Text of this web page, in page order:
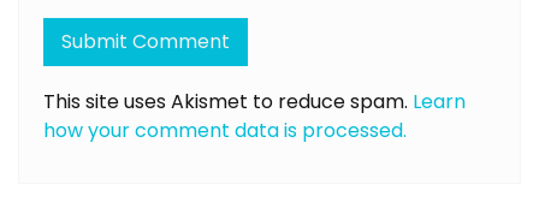
This site uses Akismet to reduce spam. Learn
how your comment data is processed.